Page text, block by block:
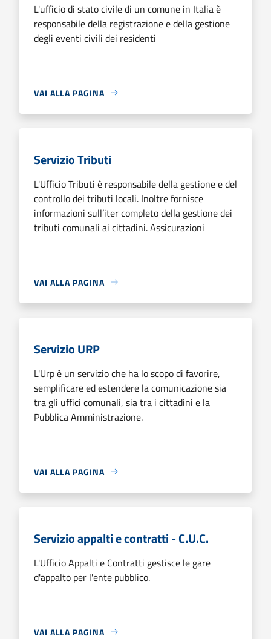
L'ufficio di stato civile di un comune in Italia è
responsabile della registrazione e della gestione
degli eventi civili dei residenti
VAI ALLA PAGINA
Servizio Tributi
L'Ufficio Tributi è responsabile della gestione e del
controllo dei tributi locali. Inoltre fornisce
informazioni sull’iter completo della gestione dei
tributi comunali ai cittadini. Assicurazioni
VAI ALLA PAGINA
Servizio URP
L'Urp è un servizio che ha lo scopo di favorire,
semplificare ed estendere la comunicazione sia
tra gli uffici comunali, sia tra i cittadini e la
Pubblica Amministrazione.
VAI ALLA PAGINA
Servizio appalti e contratti - C.U.C.
L'Ufficio Appalti e Contratti gestisce le gare
d'appalto per l'ente pubblico.
VAI ALLA PAGINA